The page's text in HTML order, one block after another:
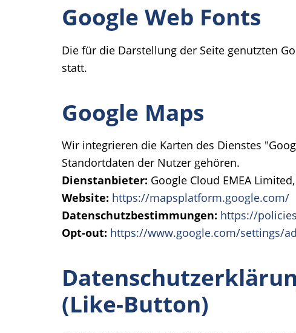
Google Web Fonts
Die für die Darstellung der Seite genutzten
statt.
Google Maps
Wir integrieren die Karten des Dienstes
Standortdaten der Nutzer gehören.
Dienstanbieter: Google Cloud EMEA
Website: https://mapsplatform.google.com/
Datenschutzbestimmungen: https://
Opt-out: https://www.google.com/settings/
(Like-Button)